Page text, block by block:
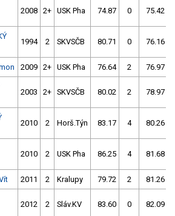
2008 2+ USK Pha 74.87 0 75.42
1994 2 SKVSČB 80.71 0 76.16
2009 2+ USK Pha 76.64 2 76.97
2003 2+ SKVSČB 80.02 2 78.97
2010 2 Horš.Týn 83.17 4 80.26
2010 2 USK Pha 86.25 4 81.68
2011 2 Kralupy 79.72 2 81.26
2012 2 Sláv.KV 83.60 0 82.09